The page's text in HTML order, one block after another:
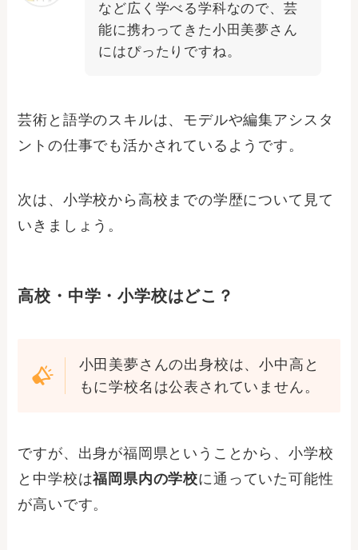
など広く学べる学科なので、芸
能に携わってきた小田美夢さん
にはぴったりですね。
芸術と語学のスキルは、モデルや編集アシスタ
ントの仕事でも活かされているようです。
次は、小学校から高校までの学歴について見て
いきましょう。
高校・中学・小学校はどこ？
小田美夢さんの出身校は、小中高と
もに学校名は公表されていません。
ですが、出身が福岡県ということから、小学校
と中学校は福岡県内の学校に通っていた可能性
が高いです。